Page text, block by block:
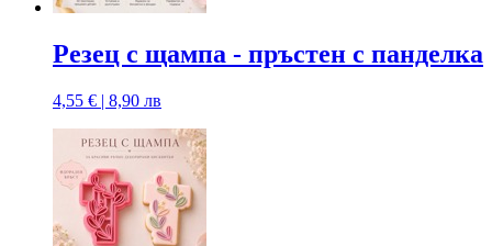
Резец с щампа - пръстен с панделка
4,55 € | 8,90 лв